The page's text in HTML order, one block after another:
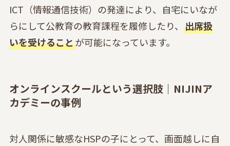
ICT（情報通信技術）の発達により、自宅にいなが
らにして公教育の教育課程を履修したり、 出席扱
いを受けることが可能になっています。
オンラインスクールという選択肢｜NIJINア
カデミーの事例
対人関係に敏感なHSPの子にとって、画面越しに自